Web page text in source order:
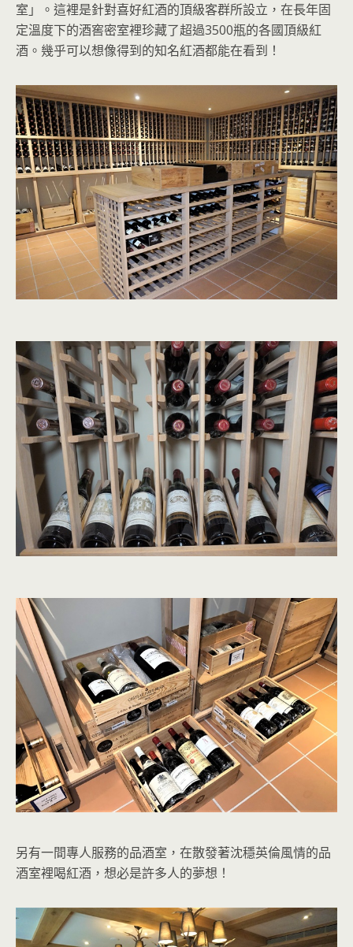
室」。這裡是針對喜好紅酒的頂級客群所設立，在長年固
定溫度下的酒窖密室裡珍藏了超過3500瓶的各國頂級紅
酒。幾乎可以想像得到的知名紅酒都能在看到！
另有一間專人服務的品酒室，在散發著沈穩英倫風情的品
酒室裡喝紅酒，想必是許多人的夢想！